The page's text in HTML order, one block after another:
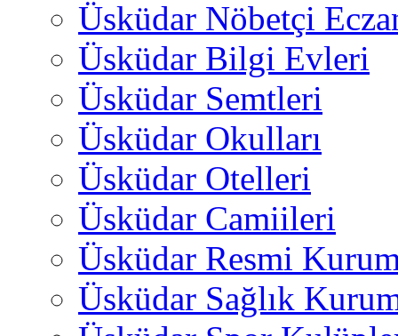
Üsküdar Nöbetçi
Üsküdar Bilgi Evleri
Üsküdar Semtleri
Üsküdar Okulları
Üsküdar Otelleri
Üsküdar Camiileri
Üsküdar Resmi
Üsküdar Sağlık